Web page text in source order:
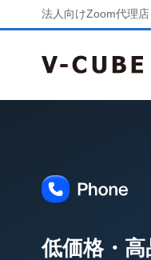
法人向けZoom代理店
低価格・